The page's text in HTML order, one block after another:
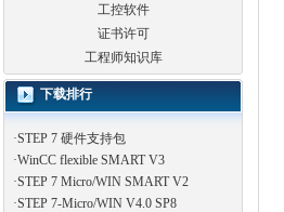
工控软件
证书许可
工程师知识库
下载排行
·STEP 7 硬件支持包
·WinCC flexible SMART V3
·STEP 7 Micro/WIN SMART V2
·STEP 7-Micro/WIN V4.0 SP8